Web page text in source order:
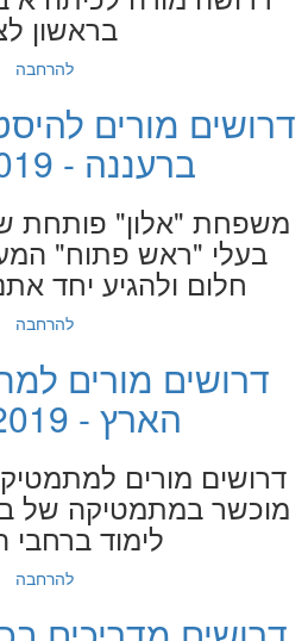
בראשון
להרחבה
דרושים מורים
ברעננה - 17.7.2019
משפחת "אלון" פותחת
בעלי "ראש פתוח"
חלום ולהגיע יחד
להרחבה
דרושים מורים
הארץ - 17.7.2019
דרושים מורים
מוכשר במתמטיקה של
לימוד ברחבי
להרחבה